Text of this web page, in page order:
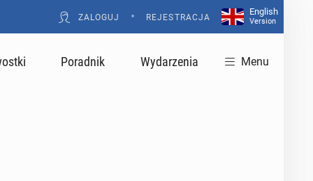
ZALOGUJ • REJESTRACJA
English
Version
Poradnik Wydarzenia Menu